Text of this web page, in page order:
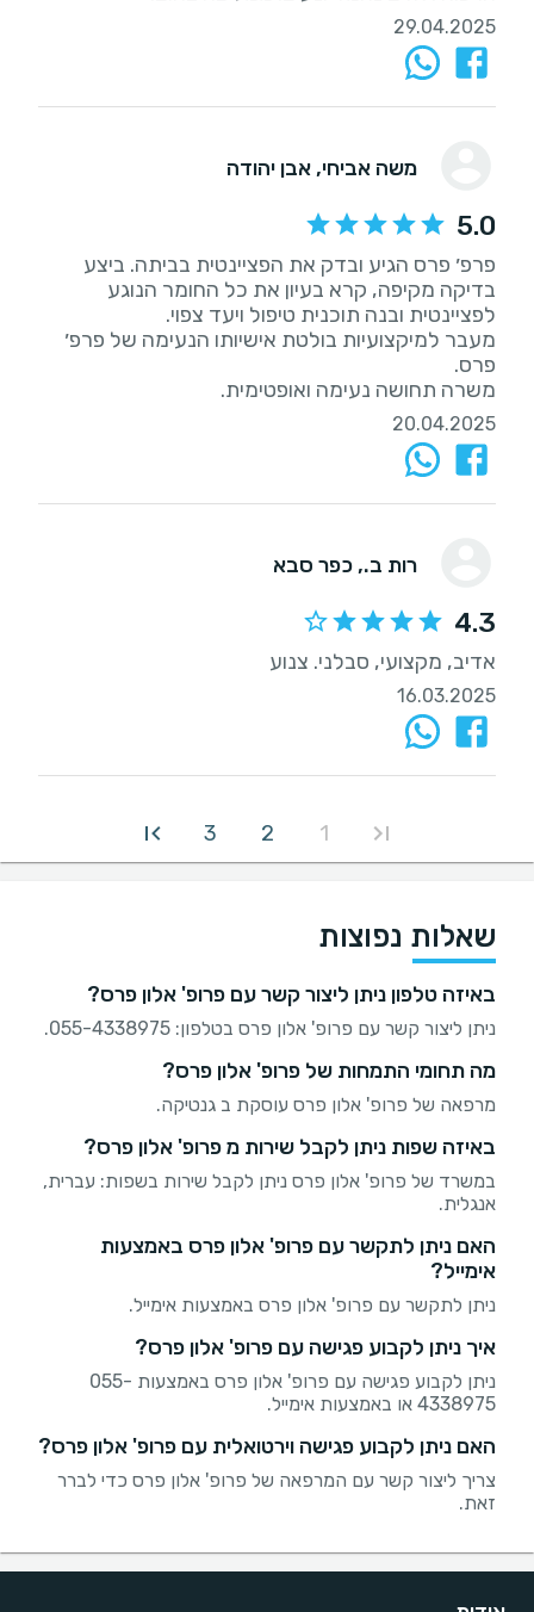
29.04.2025
משה אביחי, אבן יהודה
5.0
פרפ׳ פרס הגיע ובדק את הפציינטית בביתה. ביצע
בדיקה מקיפה, קרא בעיון את כל החומר הנוגע
מעבר למיקצועיות בולטת אישיותו הנעימה של פרפ׳
משרה תחושה נעימה ואופטימית.
20.04.2025
רות ב., כפר סבא
4.3
אדיב, מקצועי, סבלני. צנוע
16.03.2025
1
2
3
שאלות נפוצות
באיזה טלפון ניתן ליצור קשר עם פרופ' אלון פרס?
ניתן ליצור קשר עם פרופ' אלון פרס בטלפון: 055-4338975.
מה תחומי התמחות של פרופ' אלון פרס?
מרפאה של פרופ' אלון פרס עוסקת ב גנטיקה.
באיזה שפות ניתן לקבל שירות מ פרופ' אלון פרס?
במשרד של פרופ' אלון פרס ניתן לקבל שירות בשפות: עברית,
אנגלית.
האם ניתן לתקשר עם פרופ' אלון פרס באמצעות
אימייל?
ניתן לתקשר עם פרופ' אלון פרס באמצעות אימייל.
איך ניתן לקבוע פגישה עם פרופ' אלון פרס?
ניתן לקבוע פגישה עם פרופ' אלון פרס באמצעות 055-
4338975 או באמצעות אימייל.
האם ניתן לקבוע פגישה וירטואלית עם פרופ' אלון פרס?
צריך ליצור קשר עם המרפאה של פרופ' אלון פרס כדי לברר
זאת.